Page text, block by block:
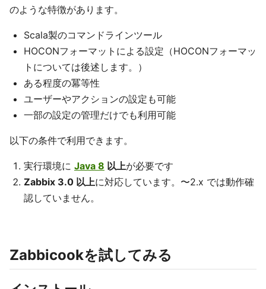
のような特徴があります。
Scala製のコマンドラインツール
HOCONフォーマットによる設定（HOCONフォーマッ
トについては後述します。）
ある程度の冪等性
ユーザーやアクションの設定も可能
一部の設定の管理だけでも利用可能
以下の条件で利用できます。
実行環境に Java 8 以上が必要です
Zabbix 3.0 以上に対応しています。〜2.x では動作確
認していません。
Zabbicookを試してみる